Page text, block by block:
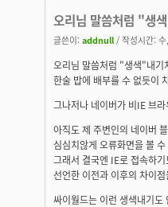
오리님 말씀처럼 "생
글쓴이: addnull / 작성시간:
오리님 말씀처럼 "생색"내기
한술 밥에 배부를 수 없듯이
그나저나 네이버가 비IE 브
아직도 제 주변인의 네이버
심심치않게 오류화면을 볼
그래서 결국엔 IE로 접속하
선언한 이전과 이후의 차이
싸이월드는 이런 생색내기